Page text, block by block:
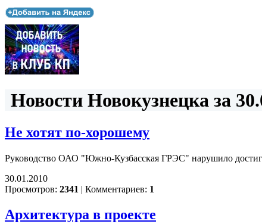
Новости Новокузнецка за
Не хотят по-хорошему
Руководство ОАО "Южно-Кузбасская ГРЭС" нарушило
30.01.2010
Просмотров: 2341 | Комментариев: 1
Архитектура в проекте